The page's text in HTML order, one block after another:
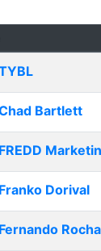
Bartlett
FREDD
Franko Dorival
Fernando Rocha